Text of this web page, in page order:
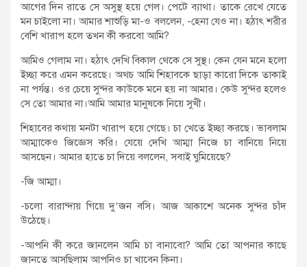
আগের দিন রাতে সে অসুস্থ হয়ে গেল। পেটে ব্যাথা। তাকে রেখে যেতে
মন চাইলো না। আমার শাশুড়ি মা-ও বললেন, -হেনা যেও না। হঠাৎ শরীর
বেশি খারাপ হলে তখন কী করবো আমি?
আমিও গেলাম না। হঠাৎ দেখি বিকাল থেকে সে সুস্থ। কেন যেন মনে হলো
ইচ্ছা করে এমন করেছে। অথচ আমি শিহাবকে ছাড়া কারো দিকে তাকাই
না পর্যন্ত। ওর চেয়ে সুন্দর কাউকে মনে হয় না আমার। কেউ সুন্দর হলেও
সে তো আমার না।আমি আমার মানুষকে নিয়ে সুখী।
শিহাবের কথায় মনটা খারাপ হয়ে গেছে। চা খেতে ইচ্ছা করছে। ভাবলাম
আম্মাকেও জিজ্ঞেস করি। যেয়ে দেখি আম্মা নিজে চা বানিয়ে নিয়ে
আসছেন। আমার হাতে চা দিয়ে বললেন, সবাই ঘুমিয়েছে?
-জি আম্মা।
-চলো বারান্দায় গিয়ে দু’জন বসি। আজ আকাশে অনেক সুন্দর চাঁদ
উঠেছে।
-আপনি কী করে জানলেন আমি চা বানাবো? আমি তো আপনার কাছে
জানতে আসছিলাম আপনিও চা খাবেন কিনা।